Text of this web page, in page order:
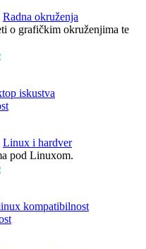
Radna okruženja
o grafičkim okruženjima te
iskustva
Linux i hardver
pod Linuxom.
kompatibilnost